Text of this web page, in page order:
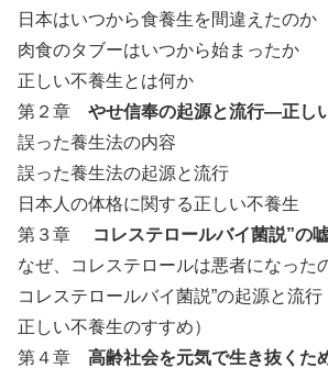
日本はいつから食養生を間違えたのか
肉食のタブーはいつから始まったか
正しい不養生とは何か
第２章 やせ信奉の起源と流行―正し
誤った養生法の内容
誤った養生法の起源と流行
日本人の体格に関する正しい不養生
第３章
コレステロールバイ菌説”の
なぜ、コレステロールは悪者になった
コレステロールバイ菌説”の起源と流行
正しい不養生のすすめ）
第４章 高齢社会を元気で生き抜くた